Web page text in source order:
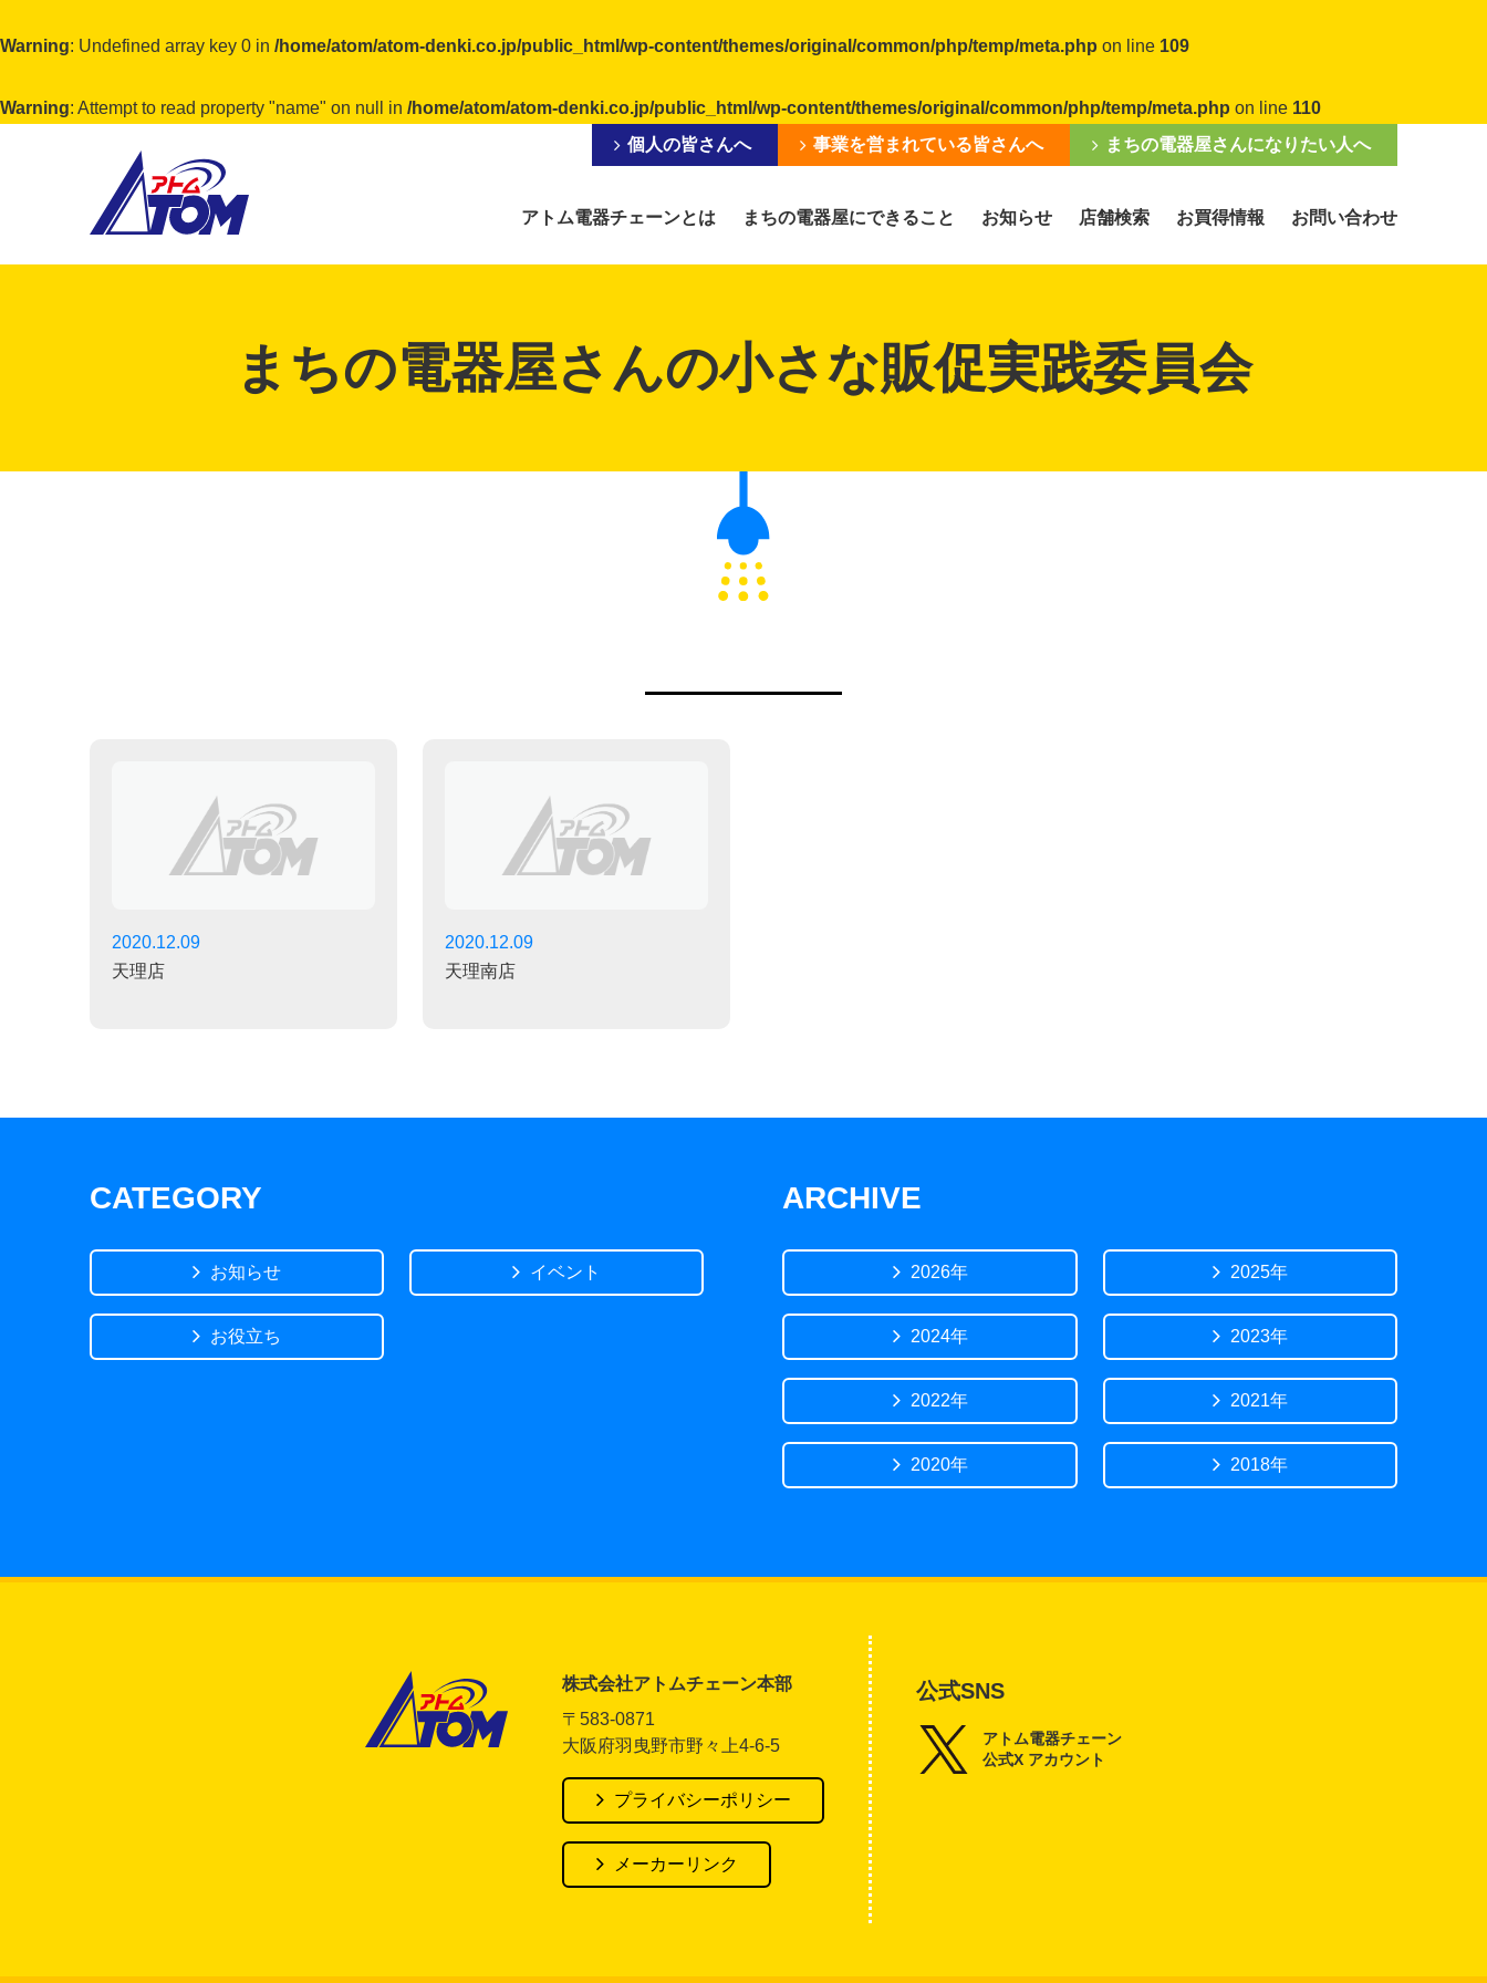
Warning: Undefined array key 0 in /home/atom/atom-denki.co.jp/public_html/wp-content/themes/original/common/php/temp/meta.php on line 109
Warning: Attempt to read property "name" on null in /home/atom/atom-denki.co.jp/public_html/wp-content/themes/original/common/php/temp/meta.php on line 110
アトム電器チェーンとは まちの電器屋にできること お知らせ 店舗検索 お買得情報 お問い合わせ
個人の皆さんへ 事業を営まれている皆さんへ まちの電器屋さんになりたい人へ
まちの電器屋さんの小さな販促実践委員会
2020.12.09
天理店
2020.12.09
天理南店
CATEGORY
お知らせ イベント
お役立ち
ARCHIVE
2026年 2025年
2024年 2023年
2022年 2021年
2020年 2018年
アトム電器チェーン
株式会社アトムチェーン本部
〒583-0871
大阪府羽曳野市野々上4-6-5
プライバシーポリシー
メーカーリンク
公式SNS
アトム電器チェーン
公式X アカウント